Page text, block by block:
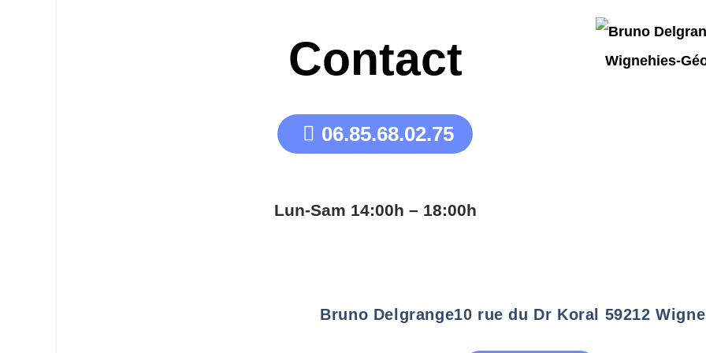
Contact
06.85.68.02.75
Lun-Sam 14:00h – 18:00h
Bruno Delgrange10 rue du Dr Koral 59212